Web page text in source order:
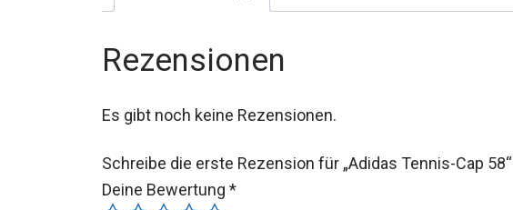
Rezensionen
Es gibt noch keine Rezensionen.
Schreibe die erste Rezension für „Adidas Tennis-Cap 58“
Deine Bewertung *